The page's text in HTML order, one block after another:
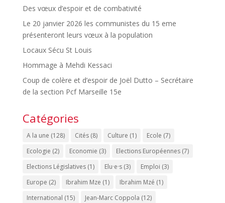
Des vœux d’espoir et de combativité
Le 20 janvier 2026 les communistes du 15 eme
présenteront leurs vœux à la population
Locaux Sécu St Louis
Hommage à Mehdi Kessaci
Coup de colère et d’espoir de Joël Dutto – Secrétaire
de la section Pcf Marseille 15e
Catégories
A la une (128) Cités(8) Culture (1) Ecole (7)
Ecologie (2) Economie (3) Elections Européennes(7)
Elections Législatives(1) Elu·e·s(3) Emploi (3)
Europe (2) Ibrahim Mze (1) Ibrahim Mzé (1)
International (15) Jean-Marc Coppola (12)